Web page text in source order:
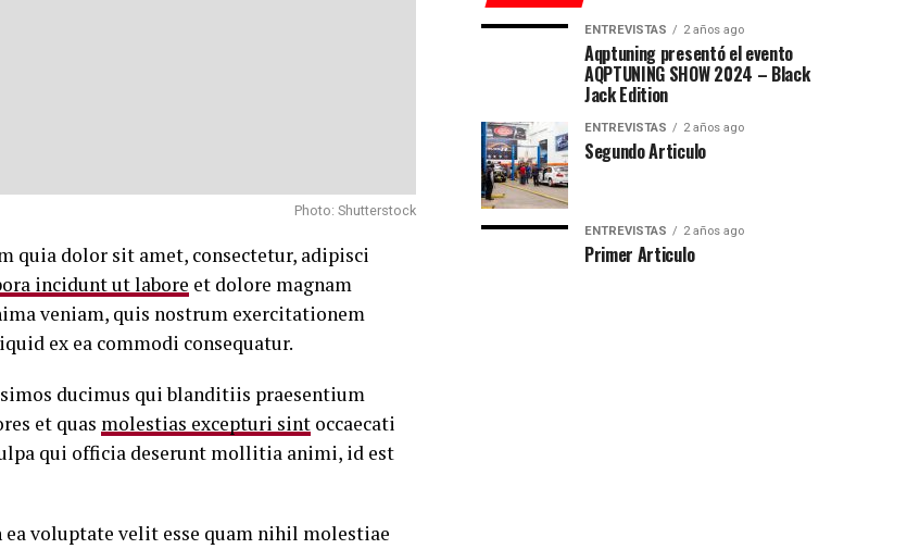
Photo: Shutterstock
quia dolor sit amet, consectetur, adipisci
incidunt ut labore et dolore magnam
veniam, quis nostrum exercitationem
ex ea commodi consequatur.
ducimus qui blanditiis praesentium
et quas molestias excepturi sint occaecati
qui officia deserunt mollitia animi, id est
voluptate velit esse quam nihil molestiae
ENTREVISTAS 2 años ago
Aqptuning presentó el evento
AQPTUNING SHOW 2024 – Black
Jack Edition
ENTREVISTAS 2 años ago
Segundo Articulo
ENTREVISTAS 2 años ago
Primer Articulo